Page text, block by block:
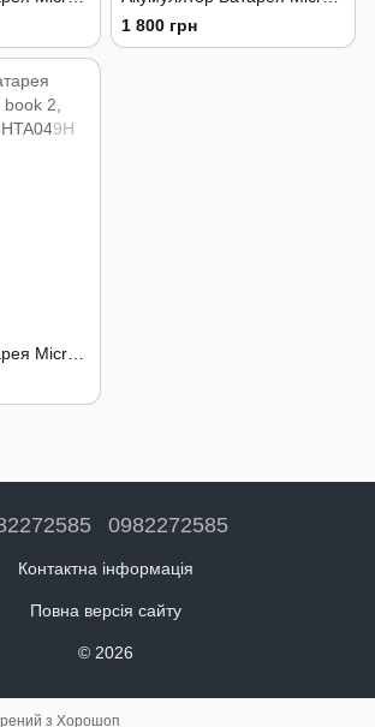
1 800 грн
0982272585
Контактна інформація
Повна версія сайту
© 2026
з Хорошоп